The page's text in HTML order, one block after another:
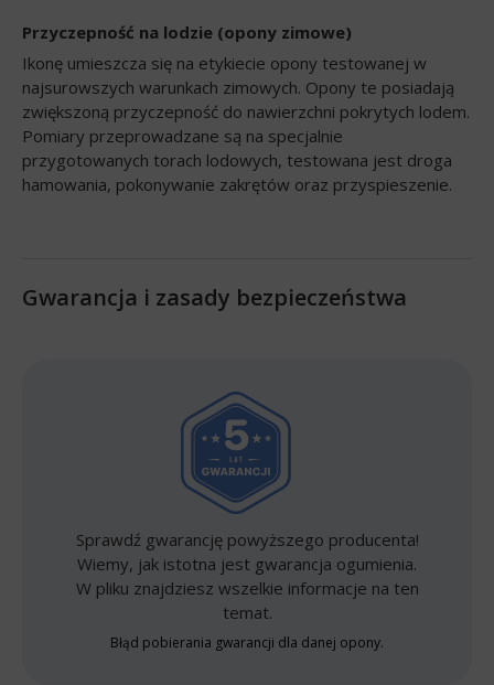
Przyczepność na lodzie (opony zimowe)
Ikonę umieszcza się na etykiecie opony testowanej w
najsurowszych warunkach zimowych. Opony te posiadają
zwiększoną przyczepność do nawierzchni pokrytych lodem.
Pomiary przeprowadzane są na specjalnie
przygotowanych torach lodowych, testowana jest droga
hamowania, pokonywanie zakrętów oraz przyspieszenie.
Gwarancja i zasady bezpieczeństwa
Sprawdź gwarancję powyższego producenta!
Wiemy, jak istotna jest gwarancja ogumienia.
W pliku znajdziesz wszelkie informacje na ten
temat.
Błąd pobierania gwarancji dla danej opony.